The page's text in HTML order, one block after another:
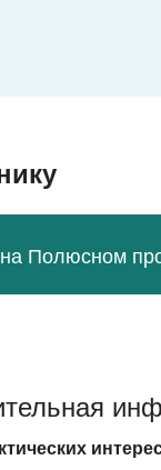
Полюсном